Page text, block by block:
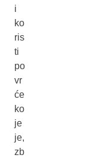
i
ko
ris
ti
po
vr
će
ko
je
je,
zb